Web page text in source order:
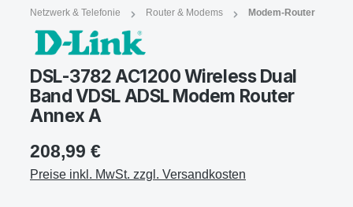
Netzwerk & Telefonie Router & Modems Modem-Router
DSL-3782 AC1200 Wireless Dual
Band VDSL ADSL Modem Router
Annex A
208,99 €
Preise inkl. MwSt. zzgl. Versandkosten